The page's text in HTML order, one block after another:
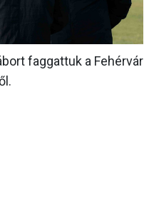
faggattuk a Fehérvár